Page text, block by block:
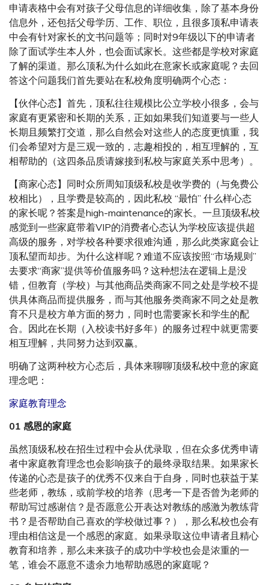
申请表格中会有对孩子父母信息的详细收集，除了基本身份
信息外，还包括父母学历、工作、职位，且很多顶私申请表
中会有针对家长的文书问题等；同时对9年级以下的申请者
除了面试学生本人外，也会面试家长。这些都是学校对家庭
了解的渠道。那么顶私为什么如此在意家长或家庭呢？去回
答这个问题我们首先要站在私校角度明确两个心态：
【伙伴心态】首先，顶私往往规模比公立学校小很多，会与
家庭有更紧密和长期的关系，正如如果我们知道要与一些人
长期且频繁打交道，那么自然会对这些人的态度更慎重，我
们会希望对方是三观一致的，志趣相投的，相互理解的，互
相帮助的（这四条品质请嫁接到私校与家庭关系中思考）。
【商家心态】同时众所周知顶级私校是收学费的（与免费公
校相比），且学费是较高的，因此私校 “最怕” 什么样心态
的家长呢？答案是high-maintenance的家长。一旦顶级私校
感觉到一些家庭带着VIP的消费者心态认为学校应该提供超
高级的服务，对学校各种要求很难沟通，那么此类家庭会让
顶私望而却步。为什么这样呢？难道不应该按照“市场规则”
去要求“商家”提供等价值服务吗？这种想法在逻辑上是没
错，但教育（学校）与其他商品类商家不同之处是学校不提
供具体商品而提供服务，而与其他服务类商家不同之处是教
育不只是校方单方面的努力，同时也需要家长和学生的配
合。因此在长期（入校读书好多年）的服务过程中就更需要
相互理解，共同努力达到双赢。
明确了这两种校方心态后，具体来聊聊顶级私校中意的家庭
理念吧：
家庭教育理念
01 感恩的家庭
虽然顶级私校在招生过程中会从优录取，但在众多优秀申请
者中家庭教育理念也会影响孩子的最终录取结果。如果家长
传递的心态是孩子的优秀不仅来自于自身，同时也获益于某
些老师，教练，或前学校的培养（思考一下是否曾为老师的
帮助写过感谢信？是否愿意公开表达对教练的感激为教练背
书？是否帮助自己喜欢的学校做过事？），那么私校也会有
理由相信这是一个感恩的家庭。如果录取这位申请者且精心
教育和培养，那么未来孩子的成功中学校也会是浓重的一
笔，谁会不愿意不遗余力地帮助感恩的家庭呢？